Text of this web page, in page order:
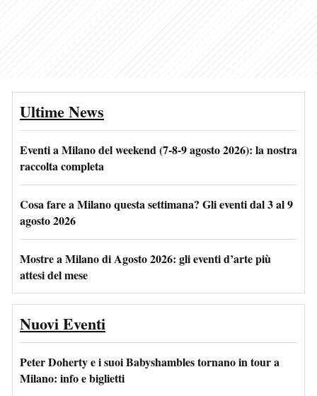
Ultime News
Eventi a Milano del weekend (7-8-9 agosto 2026): la nostra
raccolta completa
Cosa fare a Milano questa settimana? Gli eventi dal 3 al 9
agosto 2026
Mostre a Milano di Agosto 2026: gli eventi d’arte più
attesi del mese
Nuovi Eventi
Peter Doherty e i suoi Babyshambles tornano in tour a
Milano: info e biglietti